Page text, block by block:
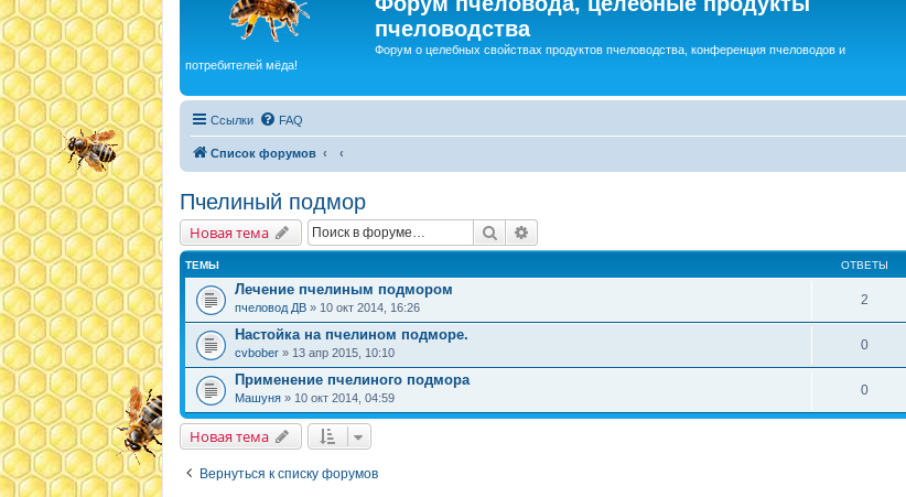
пчеловодства
Форум о целебных свойствах продуктов пчеловодства, конференция пчеловодов и
потребителей мёда!
Ссылки FAQ
Список форумов
Пчелиный подмор
Новая тема Поиск
ТЕМЫ ОТВЕТЫ
Лечение пчелиным подмором
пчеловод ДВ » 10 окт 2014, 16:26
2
Настойка на пчелином подморе.
cvbober » 13 апр 2015, 10:10
0
Применение пчелиного подмора
Машуня » 10 окт 2014, 04:59
0
Новая тема
Вернуться к списку форумов